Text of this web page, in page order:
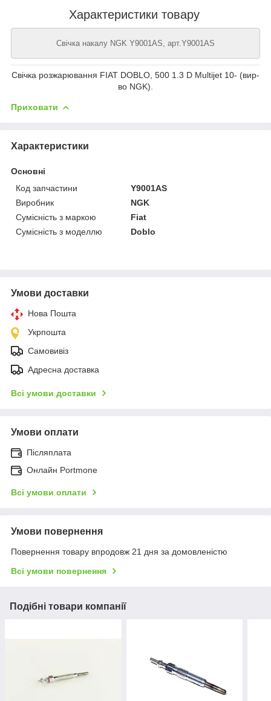
Характеристики товару
Свічка накалу NGK Y9001AS, арт.Y9001AS
Свічка розжарювання FIAT DOBLO, 500 1.3 D Multijet 10- (вир-
во NGK).
Приховати
Характеристики
Основні
Код запчастини
Y9001AS
Виробник
NGK
Сумісність з маркою
Fiat
Сумісність з моделлю
Doblo
Умови доставки
Нова Пошта
Укрпошта
Самовивіз
Адресна доставка
Всі умови доставки
Умови оплати
Післяплата
Онлайн Portmone
Всі умови оплати
Умови повернення
Повернення товару впродовж 21 дня за домовленістю
Всі умови повернення
Подібні товари компанії